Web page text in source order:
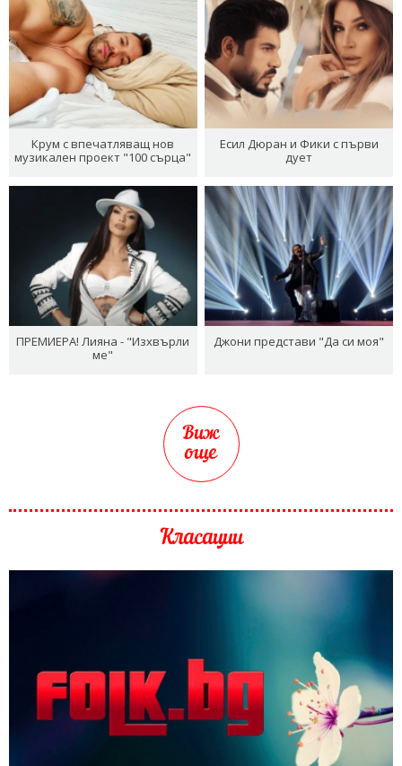
Крум с впечатляващ нов
музикален проект "100 сърца"
Есил Дюран и Фики с първи
дует
ПРЕМИЕРА! Лияна - "Изхвърли
ме"
Джони представи "Да си моя"
Виж
още
Класации